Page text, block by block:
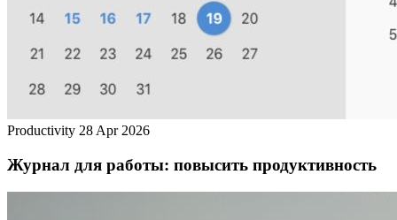
Productivity 28 Apr 2026
Журнал для работы: повысить продуктивность